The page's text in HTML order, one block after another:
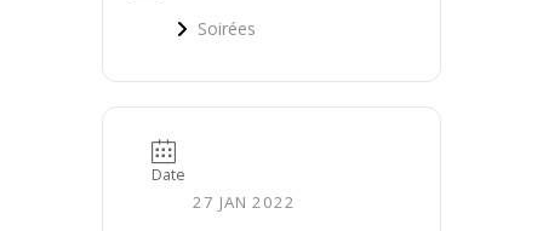
Soirées
Date
27 JAN 2022